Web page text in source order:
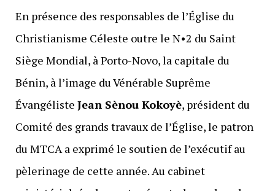
En présence des responsables de l’Église du
Christianisme Céleste outre le N•2 du Saint
Siège Mondial, à Porto-Novo, la capitale du
Bénin, à l’image du Vénérable Suprême
Évangéliste Jean Sènou Kokoyè, président du
Comité des grands travaux de l’Église, le patron
du MTCA a exprimé le soutien de l’exécutif au
pèlerinage de cette année. Au cabinet